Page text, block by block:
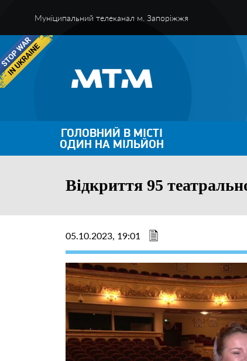
Муніципальний телеканал м. Запоріжжя
ГОЛОВНИЙ В МІСТІ
ОДИН НА МІЛЬЙОН
Відкриття 95
05.10.2023, 19:01